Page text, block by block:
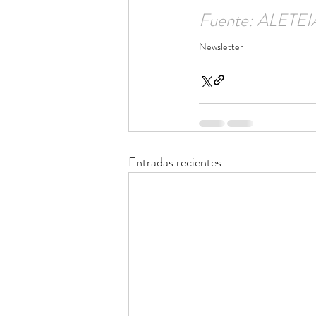
Fuente:
Newsletter
Entradas recientes